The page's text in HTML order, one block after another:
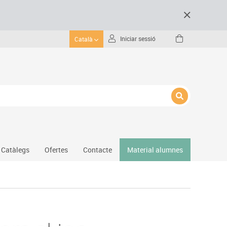
Català Iniciar sessió
Protecció esportiva
Catàlegs Ofertes Contacte Material alumnes